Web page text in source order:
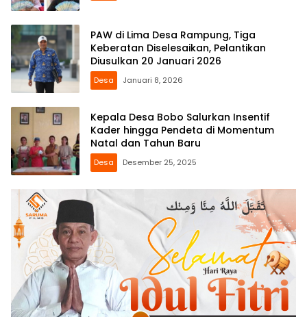
PAW di Lima Desa Rampung, Tiga
Keberatan Diselesaikan, Pelantikan
Diusulkan 20 Januari 2026
Desa Januari 8, 2026
Kepala Desa Bobo Salurkan Insentif
Kader hingga Pendeta di Momentum
Natal dan Tahun Baru
Desa Desember 25, 2025